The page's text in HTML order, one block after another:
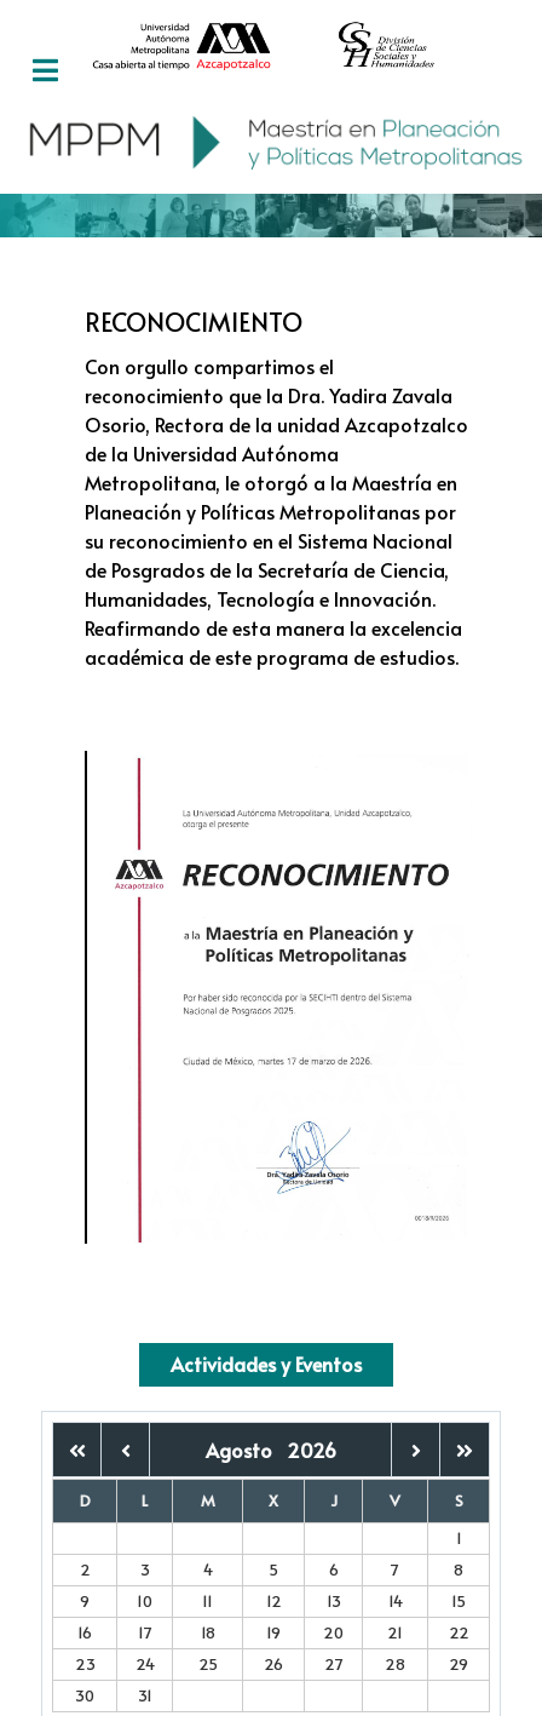
RECONOCIMIENTO
Con orgullo compartimos el
reconocimiento que la Dra. Yadira Zavala
Osorio, Rectora de la unidad Azcapotzalco
de la Universidad Autónoma
Metropolitana, le otorgó a la Maestría en
Planeación y Políticas Metropolitanas por
su reconocimiento en el Sistema Nacional
de Posgrados de la Secretaría de Ciencia,
Humanidades, Tecnología e Innovación.
Reafirmando de esta manera la excelencia
académica de este programa de estudios.
Actividades y Eventos
Agosto 2026
D L M X J V
S
1
2
3 4 5 6 7
8
9
10 11 12 13 14
15
16
17 18 19 20 21
22
23
24 25 26 27 28
29
30
31